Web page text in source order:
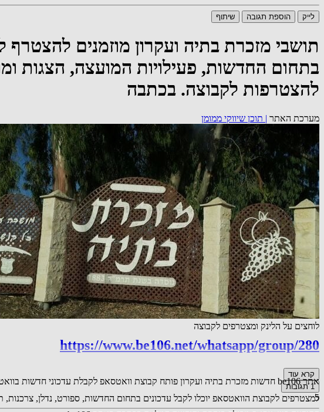
לייק הוספת תגובה שיתוף
תושבי מזכרת בתיה ועקרון מוזמנים
בתחום החדשות, פעילויות המועצה, הצגות
להצטרפות לקבוצה. בכתבה
מערכת האתר | תוכן שיווקי ממומן
לוחצים על הלינק ומצטרפים לקבוצה
https://www.be106.net/whatsapp/group/280
אתר be106 חדשות מזכרת בתיה ועקרון פותח קבוצת וואטסאפ לקבלת עדכוני חדשות בוואטסאפ.
למצטרפים לקבוצת הוואטסאפ יוכלו לקבל עדכונים בתחום החדשות, ספורט, נדלן, צרכנות,
קרא עוד
1 תגובות
5